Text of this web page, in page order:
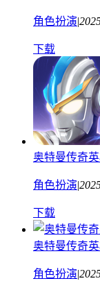
角色扮演|
下载
奥特曼传奇
角色扮演|
下载
奥特曼传奇
角色扮演|